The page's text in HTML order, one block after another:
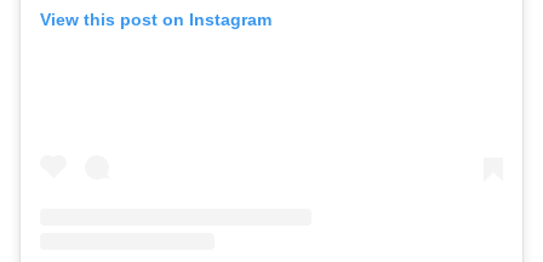
View this post on Instagram